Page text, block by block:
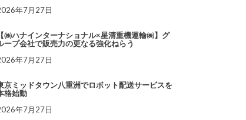
年7月27日
【㈱ハナインターナショナル×星清重機運輸㈱】グ
ープ会社で販売力の更なる強化ねらう
年7月27日
京ミッドタウン八重洲でロボット配送サービスを
格始動
年7月27日